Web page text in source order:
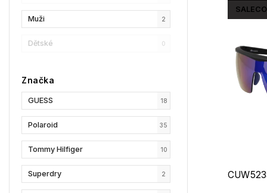
Muži 2
Dětské 0
Značka
GUESS 18
Polaroid 35
Tommy Hilfiger 10
Superdry 2